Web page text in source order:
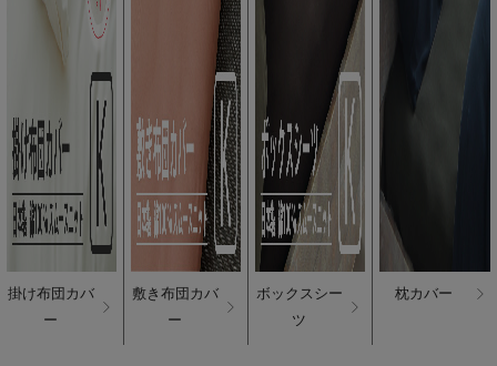
掛け布団カバ
ー
敷き布団カバ
ー
ボックスシー
ツ
枕カバー